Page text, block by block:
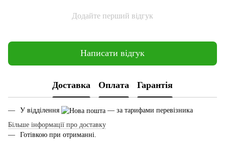
Додайте перший відгук
Написати відгук
Доставка Оплата Гарантія
У відділення
— за тарифами перевізника
Більше інформації про доставку
Готівкою при отриманні.